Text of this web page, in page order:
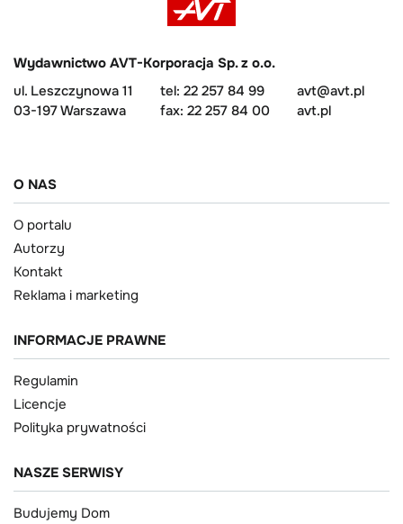
Wydawnictwo AVT-Korporacja Sp. z o.o.
ul. Leszczynowa 11
03-197 Warszawa
tel: 22 257 84 99
fax: 22 257 84 00
avt@avt.pl
avt.pl
O NAS
O portalu
Autorzy
Kontakt
Reklama i marketing
INFORMACJE PRAWNE
Regulamin
Licencje
Polityka prywatności
NASZE SERWISY
Budujemy Dom